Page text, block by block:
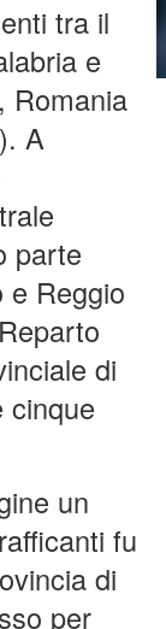
tra il
e
Romania
A
parte
e Reggio
di
cinque
un
fu
di
per